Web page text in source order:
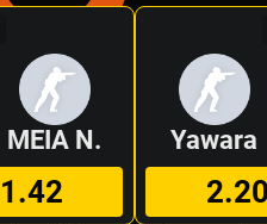
MEIA N.
1.42
Yawara